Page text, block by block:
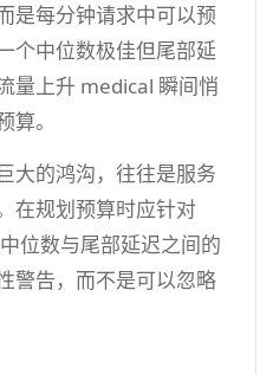
是每分钟请求中可以预
个中位数极佳但尾部延
量上升 medical 瞬间悄
。
大的鸿沟，往往是服务
在规划预算时应针对
位数与尾部延迟之间的
警告，而不是可以忽略